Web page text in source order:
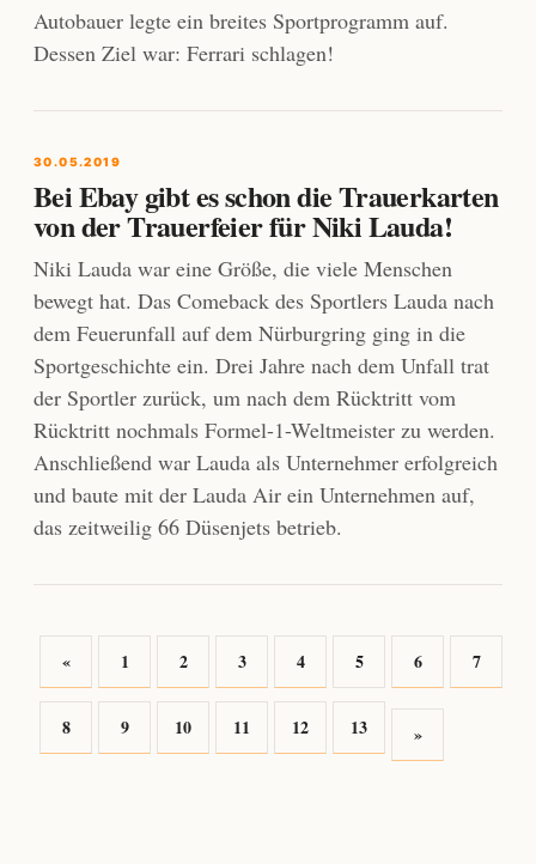
Autobauer legte ein breites Sportprogramm auf.
Dessen Ziel war: Ferrari schlagen!
30.05.2019
Bei Ebay gibt es schon die Trauerkarten
von der Trauerfeier für Niki Lauda!
Niki Lauda war eine Größe, die viele Menschen
bewegt hat. Das Comeback des Sportlers Lauda nach
dem Feuerunfall auf dem Nürburgring ging in die
Sportgeschichte ein. Drei Jahre nach dem Unfall trat
der Sportler zurück, um nach dem Rücktritt vom
Rücktritt nochmals Formel-1-Weltmeister zu werden.
Anschließend war Lauda als Unternehmer erfolgreich
und baute mit der Lauda Air ein Unternehmen auf,
das zeitweilig 66 Düsenjets betrieb.
« 1 2 3 4 5 6 7
8 9 10 11 12 13 »